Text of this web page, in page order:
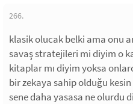
266.
klasik olucak belki ama onu
savaş stratejileri mi diyim o
kitaplar mı diyim yoksa
bir zekaya sahip olduğu
sene daha yasasa ne olurdu